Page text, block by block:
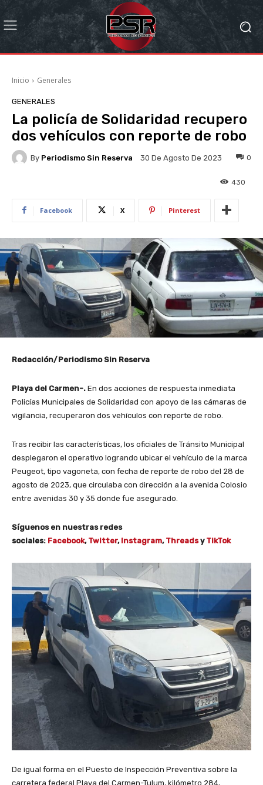
Inicio Generales
GENERALES
La policía de Solidaridad recupero
dos vehículos con reporte de robo
By Periodismo Sin Reserva 30 De Agosto De 2023 0
430
Facebook X Pinterest
Redacción/Periodismo Sin Reserva
Playa del Carmen-. En dos acciones de respuesta inmediata
Policías Municipales de Solidaridad con apoyo de las cámaras de
vigilancia, recuperaron dos vehículos con reporte de robo.
Tras recibir las características, los oficiales de Tránsito Municipal
desplegaron el operativo logrando ubicar el vehículo de la marca
Peugeot, tipo vagoneta, con fecha de reporte de robo del 28 de
agosto de 2023, que circulaba con dirección a la avenida Colosio
entre avenidas 30 y 35 donde fue asegurado.
Síguenos en nuestras redes
sociales: Facebook, Twitter, Instagram, Threadsy TikTok
De igual forma en el Puesto de Inspección Preventiva sobre la
carretera federal Playa del Carmen-Tulum, kilómetro 284,